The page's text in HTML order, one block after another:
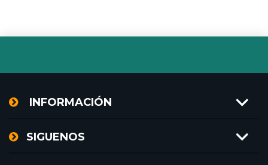
INFORMACIÓN
SIGUENOS